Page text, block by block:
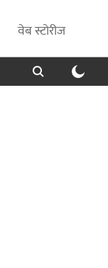
वेब स्टोरीज